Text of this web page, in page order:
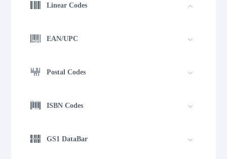
Linear Codes
EAN/UPC
Postal Codes
ISBN Codes
GS1 DataBar